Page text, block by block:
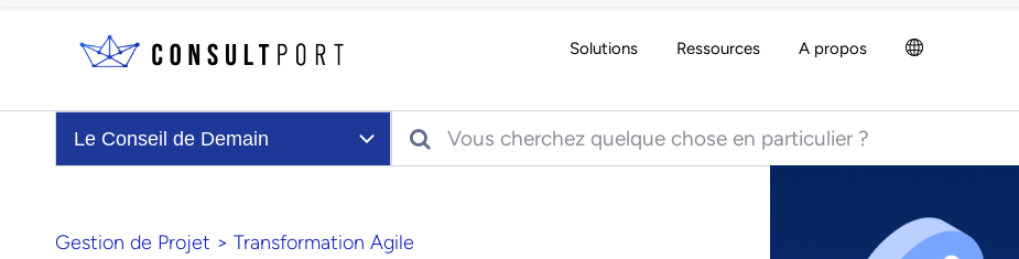
Solutions Ressources A propos
Le Conseil de Demain
Search for:
Gestion de Projet > Transformation Agile